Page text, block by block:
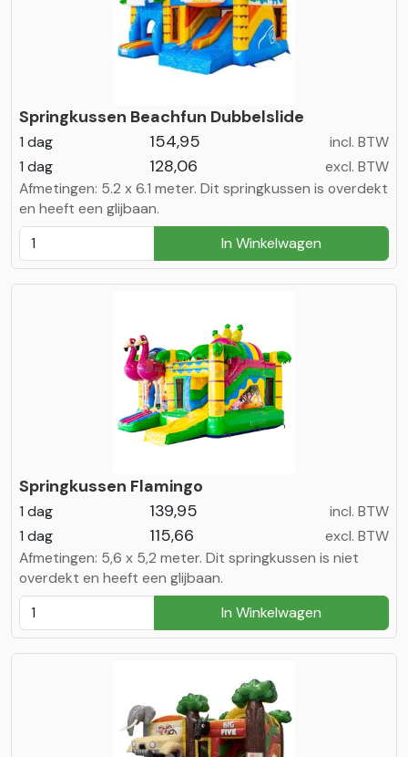
Springkussen Beachfun Dubbelslide
1 dag 154,95
incl. BTW
1 dag
128,06
excl. BTW
Afmetingen: 5.2 x 6.1 meter. Dit springkussen is overdekt
en heeft een glijbaan.
In Winkelwagen
Springkussen Flamingo
1 dag 139,95
incl. BTW
1 dag
115,66
excl. BTW
Afmetingen: 5,6 x 5,2 meter. Dit springkussen is niet
overdekt en heeft een glijbaan.
In Winkelwagen